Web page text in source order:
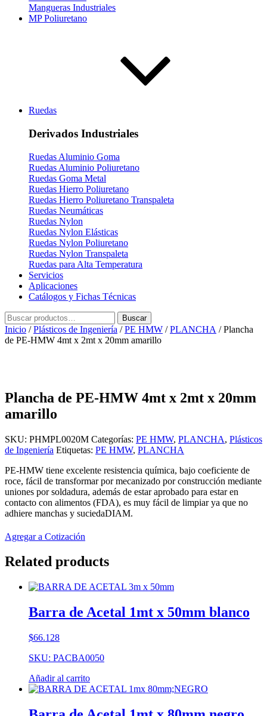
Mangueras Industriales
MP Poliuretano
Ruedas
Derivados Industriales
Ruedas Aluminio Goma
Ruedas Aluminio Poliuretano
Ruedas Goma Metal
Ruedas Hierro Poliuretano
Ruedas Hierro Poliuretano Transpaleta
Ruedas Neumáticas
Ruedas Nylon
Ruedas Nylon Elásticas
Ruedas Nylon Poliuretano
Ruedas Nylon Transpaleta
Ruedas para Alta Temperatura
Servicios
Aplicaciones
Catálogos y Fichas Técnicas
Buscar
por:
Buscar
Inicio /Plásticos de Ingeniería /PE HMW /PLANCHA / Plancha
de PE-HMW 4mt x 2mt x 20mm amarillo
Plancha de PE-HMW 4mt x 2mt x 20mm
amarillo
SKU: PHMPL0020M Categorías: PE HMW, PLANCHA, Plásticos
de Ingeniería Etiquetas: PE HMW, PLANCHA
PE-HMW tiene excelente resistencia química, bajo coeficiente de
roce, fácil de transformar por mecanizado por construcción mediante
uniones por soldadura, además de estar aprobado para estar en
contacto con alimentos (FDA), es muy fácil de limpiar ya que no
adhiere manchas y suciedaDIAM.
Agregar a Cotización
Related products
Barra de Acetal 1mt x 50mm blanco
$66.128
SKU: PACBA0050
Añadir al carrito